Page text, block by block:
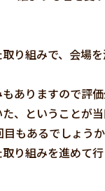
コ
バ
り組みで、会場を
ありますので評
、ということが
もあるでしょう
り組みを進めて行